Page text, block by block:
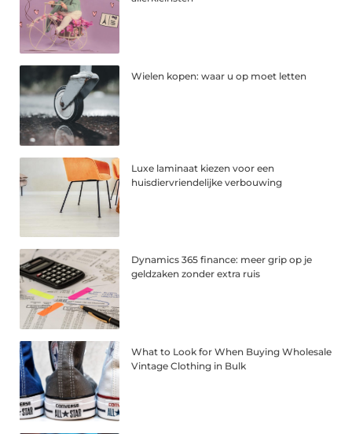
Wielen kopen: waar u op moet letten
Luxe laminaat kiezen voor een
huisdiervriendelijke verbouwing
Dynamics 365 finance: meer grip op je
geldzaken zonder extra ruis
What to Look for When Buying Wholesale
Vintage Clothing in Bulk